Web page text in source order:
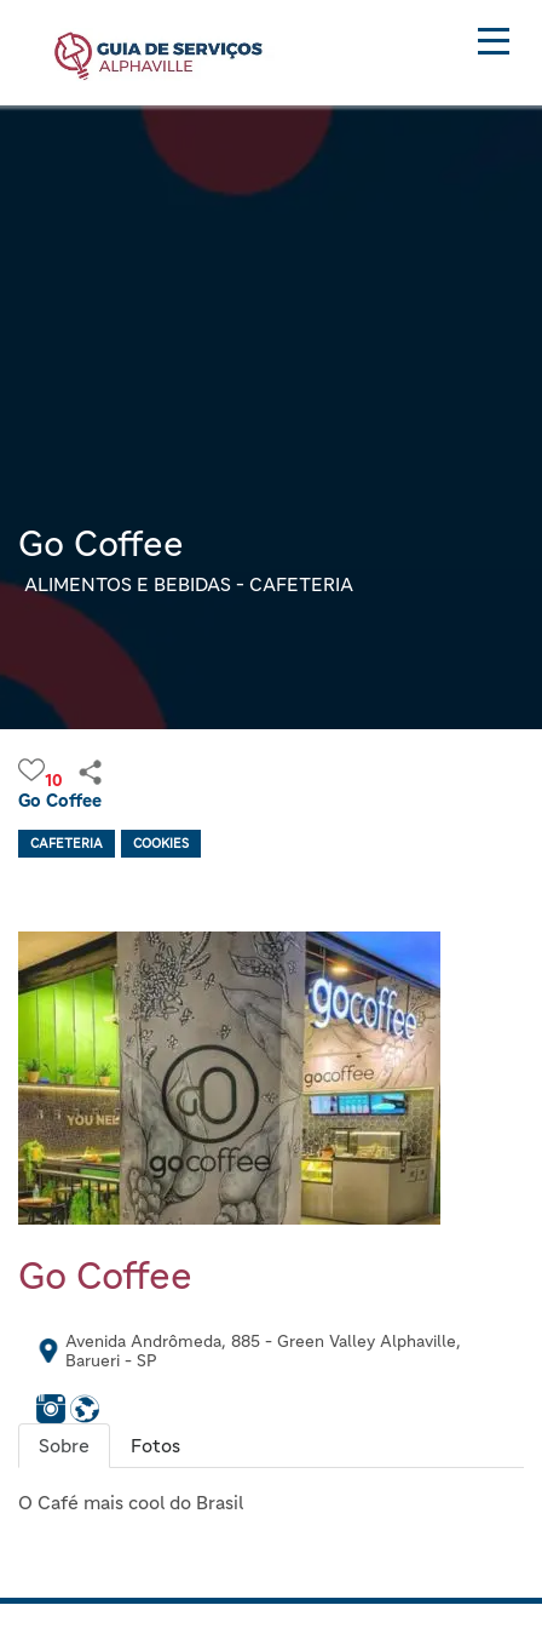
Go Coffee
ALIMENTOS E BEBIDAS - CAFETERIA
10
Go Coffee
CAFETERIA COOKIES
Go Coffee
Avenida Andrômeda, 885 - Green Valley Alphaville,
Barueri - SP
Sobre Fotos
O Café mais cool do Brasil